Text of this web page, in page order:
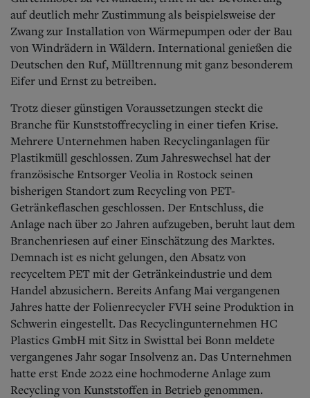
Wer wir sind
Aktuelle Ausgabe
Abonnenten-Login
Abonnent werden
Abo Prämien
Archiv
Kontakt
Impressum
Datenschutz
auf deutlich mehr Zustimmung als beispielsweise der
Zwang zur Installation von Wärmepumpen oder der Bau
von Windrädern in Wäldern. International genießen die
Deutschen den Ruf, Mülltrennung mit ganz besonderem
Eifer und Ernst zu betreiben.
Trotz dieser günstigen Voraussetzungen steckt die
Branche für Kunststoffrecycling in einer tiefen Krise.
Mehrere Unternehmen haben Recyclinganlagen für
Plastikmüll geschlossen. Zum Jahreswechsel hat der
französische Entsorger Veolia in Rostock seinen
bisherigen Standort zum Recycling von PET-
Getränkeflaschen geschlossen. Der Entschluss, die
Anlage nach über 20 Jahren aufzugeben, beruht laut dem
Branchenriesen auf einer Einschätzung des Marktes.
Demnach ist es nicht gelungen, den Absatz von
recyceltem PET mit der Getränkeindustrie und dem
Handel abzusichern. Bereits Anfang Mai vergangenen
Jahres hatte der Folienrecycler FVH seine Produktion in
Schwerin eingestellt. Das Recy­clingunternehmen HC
Plastics GmbH mit Sitz in Swisttal bei Bonn meldete
vergangenes Jahr sogar Insolvenz an. Das Unternehmen
hatte erst Ende 2022 eine hochmoderne Anlage zum
Recycling von Kunststoffen in Betrieb genommen.